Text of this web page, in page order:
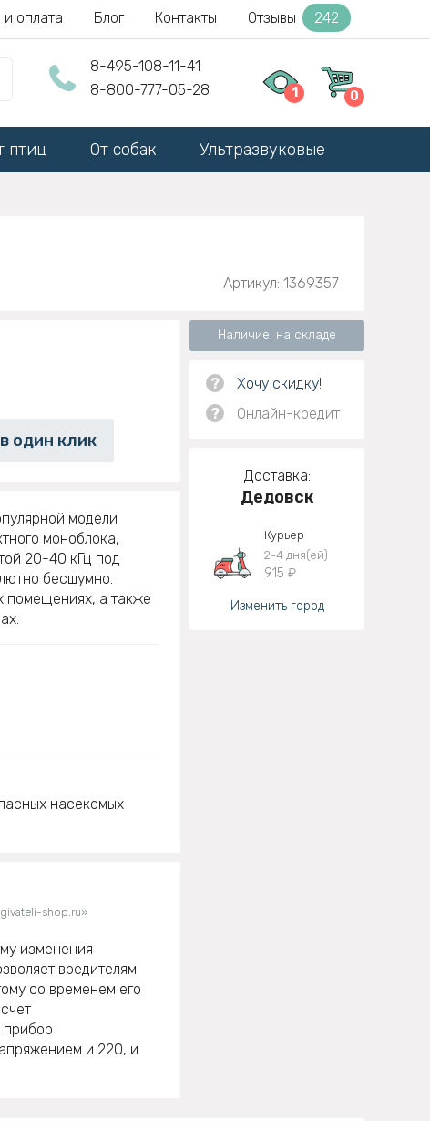
оплата Блог Контакты Отзывы 242
8-495-108-11-41
8-800-777-05-28
1 0
птиц От собак Ультразвуковые
Артикул: 1369357
один клик
модели
моноблока,
20-40 кГц под
бесшумно.
помещениях, а также
насекомых
shop.ru»
изменения
вредителям
со временем его
прибор
и 220, и
Наличие: на складе
?
Хочу скидку!
?
Онлайн-кредит
Доставка:
Дедовск
Курьер
2-4 дня(ей)
915 ₽
Изменить город